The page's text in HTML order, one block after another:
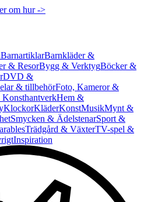
om hur ->
BarnartiklarBarnkläder &
& ResorBygg & VerktygBöcker &
DVD &
& tillbehörFoto, Kameror &
Hem &
KlockorKläderKonstMusikMynt &
Smycken & ÄdelstenarSport &
Trädgård & VäxterTV-spel &
Inspiration